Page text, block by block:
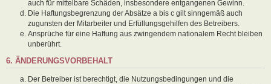
auch für mittelbare Schäden, insbesondere entgangenen Gewinn.
Die Haftungsbegrenzung der Absätze a bis c gilt sinngemäß auch
zugunsten der Mitarbeiter und Erfüllungsgehilfen des Betreibers.
Ansprüche für eine Haftung aus zwingendem nationalem Recht bleiben
unberührt.
6. ÄNDERUNGSVORBEHALT
Der Betreiber ist berechtigt, die Nutzungsbedingungen und die